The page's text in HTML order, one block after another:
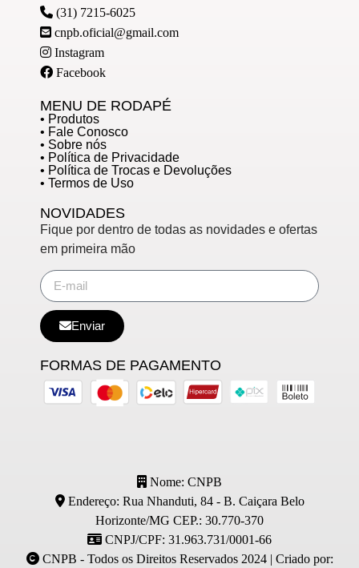
(31) 7215-6025
cnpb.oficial@gmail.com
Instagram
Facebook
MENU DE RODAPÉ
• Produtos
• Fale Conosco
• Sobre nós
• Política de Privacidade
• Política de Trocas e Devoluções
• Termos de Uso
NOVIDADES
Fique por dentro de todas as novidades e ofertas
em primeira mão
Enviar
FORMAS DE PAGAMENTO
Nome: CNPB
Endereço: Rua Nhanduti, 84 - B. Caiçara Belo
Horizonte/MG CEP.: 30.770-370
CNPJ/CPF: 31.963.731/0001-66
CNPB - Todos os Direitos Reservados 2024 | Criado por: